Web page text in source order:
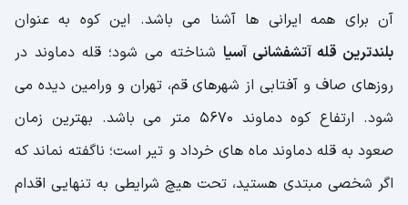
آن برای همه ایرانی ها آشنا می باشد. این کوه به عنوان
بلندترین قله آتشفشانی آسیا شناخته می شود؛ قله دماوند در
روزهای صاف و آفتابی از شهرهای قم، تهران و ورامین دیده می
شود. ارتفاع کوه دماوند 5670 متر می باشد. بهترین زمان
صعود به قله دماوند ماه های خرداد و تیر است؛ ناگفته نماند که
اگر شخصی مبتدی هستید، تحت هیچ شرایطی به تنهایی اقدام